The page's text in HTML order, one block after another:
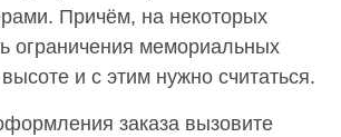
Причём, на некоторых
ограничения мемориальных
и с этим нужно считаться.
заказа вызовите